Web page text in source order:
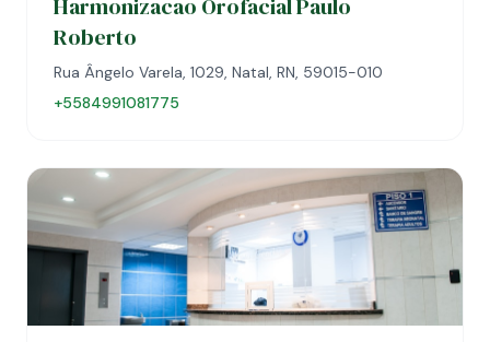
Harmonizacao Orofacial Paulo
Roberto
Rua Ângelo Varela, 1029, Natal, RN, 59015-010
+5584991081775